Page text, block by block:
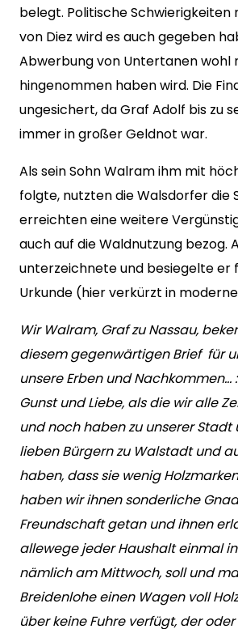
belegt. Politische
von Diez wird es auch gegeben
Abwerbung von Untertanen wohl
hingenommen haben wird. Die
ungesichert, da Graf Adolf bis zu
immer in großer Geldnot war.
Als sein Sohn Walram ihm mit
folgte, nutzten die Walsdorfer die
erreichten eine weitere
auch auf die Waldnutzung bezog.
unterzeichnete und besiegelte er
Urkunde (hier verkürzt in
Wir Walram, Graf zu Nassau,
diesem gegenwärtigen Brief für
unsere Erben und Nachkommen…
Gunst und Liebe, als die wir alle
und noch haben zu unserer Stadt
lieben Bürgern zu Walstadt und
haben, dass sie wenig
haben wir ihnen sonderliche
Freundschaft getan und ihnen
allewege jeder Haushalt einmal
nämlich am Mittwoch, soll und
Breidenlohe einen Wagen voll
über keine Fuhre verfügt, der